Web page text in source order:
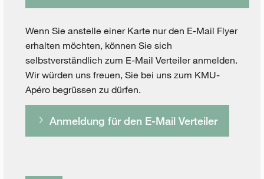
Wenn Sie anstelle einer Karte nur den E-Mail Flyer
erhalten möchten, können Sie sich
selbstverständlich zum E-Mail Verteiler anmelden.
Wir würden uns freuen, Sie bei uns zum KMU-
Apéro begrüssen zu dürfen.
Anmeldung für den E-Mail Verteiler